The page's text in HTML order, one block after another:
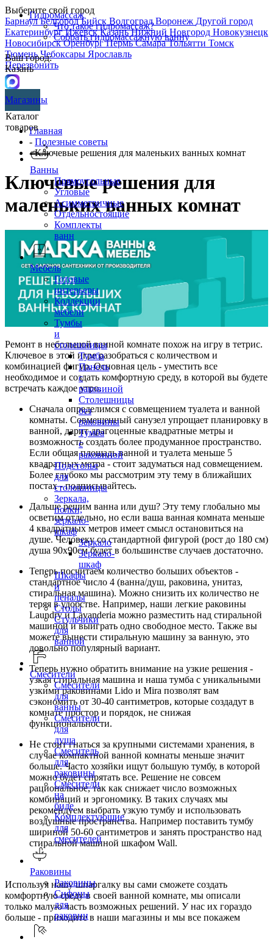
Выберите свой город
БарнаулБелгородБийск ВолгоградВоронеж Другой город
ЕкатеринбургИжевскКазаньНижний Новгород Новокузнецк
НовосибирскОренбургПермьСамараТольятти Томск
ТюменьЧебоксары Ярославль
Перезвонить
Гидромассаж
Что такое гидромассаж?
Собрать гидромассажную ванну
Ваш город:
Казань
Магазины
Каталог
товаров
Ванны
Прямоугольные
Угловые
Асимметричные
Отдельностоящие
Комплекты
ванн
Мебель
Готовые
интерьеры
Коллекции
мебели
Тумбы
и
столешницы
Тумба
Панель
с
раковиной
Столешницы
без
раковины
Тумба
с
раковиной
Подстолье
для
столешницы
Зеркала,
полки,
зеркало-
шкаф
Зеркало
Зеркало-
шкаф
Шкафы
и
пеналы
Столы
Стульчики
для
ванной
Смесители
Смесители
для
ванны
Смесители
для
душа
Смеситель
для
раковины
Смесители
на
биде
Комплектующие
для
смесителей
Раковины
Раковины
Сифоны
для
раковин
Главная
- Полезные советы
- Ключевые решения для маленьких ванных комнат
Ключевые решения для
маленьких ванных комнат
Ремонт в небольшой ванной комнате похож на игру в тетрис.
Ключевое в этой игре разобраться с количеством и
комбинацией фигур. Основная цель - уместить все
необходимое и создать комфортную среду, в которой вы будете
встречать каждое утро.
Сначала определимся с совмещением туалета и ванной
комнаты. Совмещенный санузел упрощает планировку в
ванной, дарит драгоценные квадратные метры и
возможность создать более продуманное пространство.
Если общая площадь ванной и туалета меньше 5
квадратных метра - стоит задуматься над совмещением.
Более глубоко мы рассмотрим эту тему в ближайших
постах - подписывайтесь.
Дальше решим ванна или душ? Эту тему глобально мы
осветим отдельно, но если ваша ванная комната меньше
4 квадратных метров имеет смысл остановиться на
душе. Человеку со стандартной фигурой (рост до 180 см)
душа 90х90см будет в большинстве случаев достаточно.
Теперь посчитаем количество больших объектов -
стандартное число 4 (ванна/душ, раковина, унитаз,
стиральная машина). Можно снизить их количество не
теряя в удобстве. Например, наши легкие раковины
Laundry и Lavanderia можно разместить над стиральной
машиной и выиграть одно свободное место. Также вы
можете вынести стиральную машину за ванную, это
довольно популярный вариант.
Теперь нужно обратить внимание на узкие решения -
узкая стиральная машина и наша тумба с уникальными
узкими раковинами Lido и Mira позволят вам
сэкономить от 30-40 сантиметров, которые создадут в
комнате простор и порядок, не снижая
функциональности.
Не стоит гнаться за крупными системами хранения, в
случае компактной ванной комнаты меньше значит
больше. Часто хозяйки ищут большую тумбу, в которой
можно будет спрятать все. Решение не совсем
рациональное, так как снижает число возможных
комбинаций и эргономику. В таких случаях мы
рекомендуем выбрать узкую тумбу и использовать
воздушные пространства. Например поставить тумбу
шириной 50-60 сантиметров и занять пространство над
стиральной машиной шкафом Wall.
Используя нашу шпаргалку вы сами сможете создать
комфортную среду в своей ванной комнате, мы описали
только малую часть возможных решений. У нас их гораздо
больше - приходите в наши магазины и мы все покажем